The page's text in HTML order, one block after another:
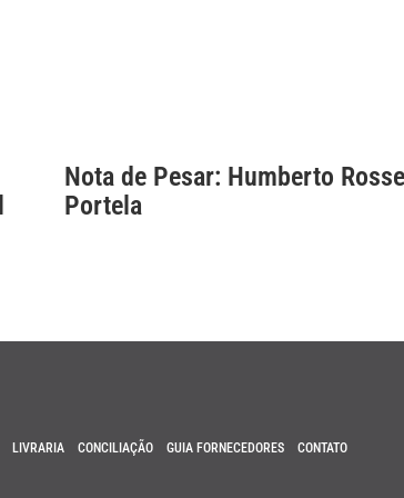
Nota de Pesar: Humberto
Portela
LIVRARIA CONCILIAÇÃO GUIA FORNECEDORES CONTATO